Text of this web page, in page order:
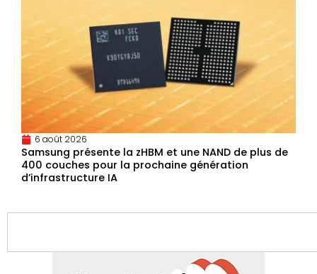
6 août 2026
Samsung présente la zHBM et une NAND de plus de
400 couches pour la prochaine génération
d’infrastructure IA